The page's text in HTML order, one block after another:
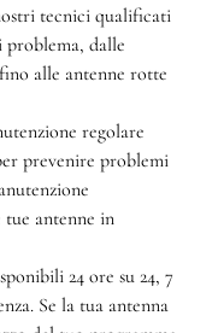
tecnici qualificati
problema, dalle
alle antenne rotte
regolare
prevenire problemi
tue antenne in
24 ore su 24, 7
Se la tua antenna